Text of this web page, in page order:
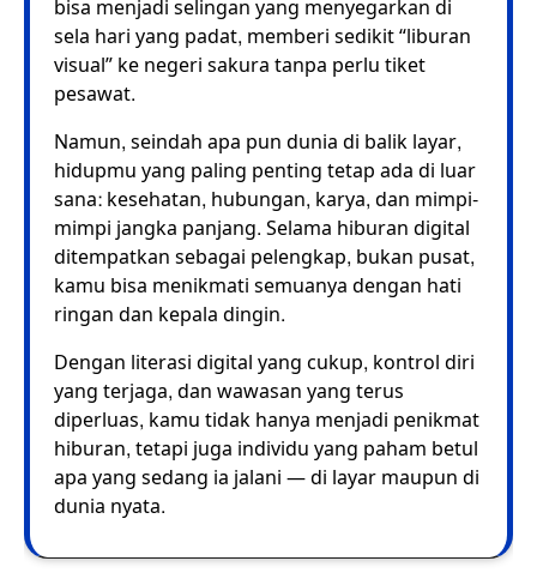
bisa menjadi selingan yang menyegarkan di
sela hari yang padat, memberi sedikit “liburan
visual” ke negeri sakura tanpa perlu tiket
pesawat.
Namun, seindah apa pun dunia di balik layar,
hidupmu yang paling penting tetap ada di luar
sana: kesehatan, hubungan, karya, dan mimpi-
mimpi jangka panjang. Selama hiburan digital
ditempatkan sebagai pelengkap, bukan pusat,
kamu bisa menikmati semuanya dengan hati
ringan dan kepala dingin.
Dengan literasi digital yang cukup, kontrol diri
yang terjaga, dan wawasan yang terus
diperluas, kamu tidak hanya menjadi penikmat
hiburan, tetapi juga individu yang paham betul
apa yang sedang ia jalani — di layar maupun di
dunia nyata.